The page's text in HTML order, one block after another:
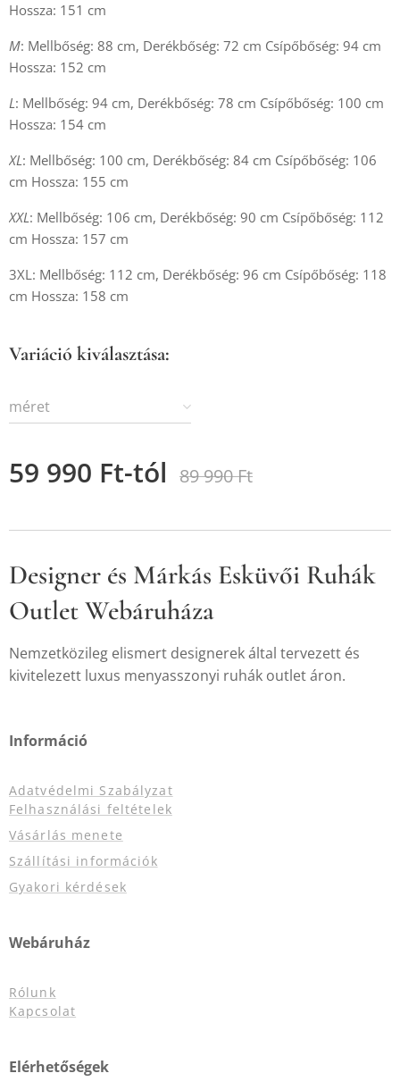
Hossza: 151 cm
M: Mellbőség: 88 cm, Derékbőség: 72 cm Csípőbőség: 94 cm
Hossza: 152 cm
L: Mellbőség: 94 cm, Derékbőség: 78 cm Csípőbőség: 100 cm
Hossza: 154 cm
XL: Mellbőség: 100 cm, Derékbőség: 84 cm Csípőbőség: 106
cm Hossza: 155 cm
XXL: Mellbőség: 106 cm, Derékbőség: 90 cm Csípőbőség: 112
cm Hossza: 157 cm
3XL: Mellbőség: 112 cm, Derékbőség: 96 cm Csípőbőség: 118
cm Hossza: 158 cm
Variáció kiválasztása:
méret
59 990 Ft-tól 89 990Ft
Designer és Márkás Esküvői Ruhák
Outlet Webáruháza
Nemzetközileg elismert designerek által tervezett és
kivitelezett luxus menyasszonyi ruhák outlet áron.
Információ
Adatvédelmi Szabályzat
Felhasználási feltételek
Vásárlás menete
Szállítási információk
Gyakori kérdések
Webáruház
Rólunk
Kapcsolat
Elérhetőségek